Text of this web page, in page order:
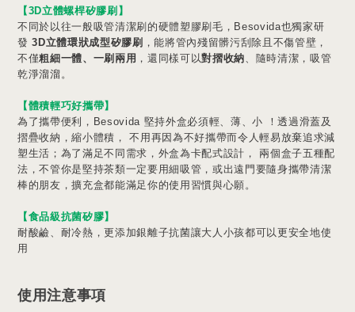
【3D立體螺桿矽膠刷 】
不同於以往一般吸管清潔刷的硬體塑膠刷毛，Besovida也獨家研
發3D立體環狀成型矽膠刷 ，能將管內殘留髒污刮除且不傷管壁，
不僅粗細一體、一刷兩用 ，還同樣可以對摺收納、隨時清潔，吸管
乾淨溜溜。
【體積輕巧好攜帶】
為了攜帶便利，Besovida 堅持外盒必須輕、薄、小 ！透過滑蓋及
摺疊收納，縮小體積， 不用再因為不好攜帶而令人輕易放棄追求減
塑生活；為了滿足不同需求，外盒為卡配式設計， 兩個盒子五種配
法，不管你是堅持茶類一定要用細吸管，或出遠門要隨身攜帶清潔
棒的朋友，擴充盒都能滿足你的使用習慣與心願。
【食品級抗菌矽膠】
耐酸鹼、耐冷熱，更添加銀離子抗菌讓大人小孩都可以更安全地使
用
使用注意事項